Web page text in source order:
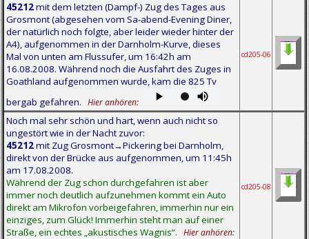
45212mit dem letzten (Dampf-) Zug des Tages aus
Grosmont (abgesehen vom Sa-abend-Evening Diner,
der natürlich noch folgte, aber leider wieder hinter der
A4), aufgenommen in der Darnholm-Kurve, dieses
Mal von unten am Flussufer, um 16:42h am
16.08.2008. Während noch die Ausfahrt des Zuges in
Goathland aufgenommen wurde, kam die 825 Tv
bergab gefahren.
Hier anhören:
cd205-06
Noch mal sehr schön und hart, wenn auch nicht so
ungestört wie in der Nacht zuvor:
45212mit Zug Grosmont→Pickering bei Darnholm,
direkt von der Brücke aus aufgenommen, um 11:45h
am 17.08.2008.
Während der Zug schon durchgefahren ist aber
immer noch deutlich aufzunehmen kommt ein Auto
direkt am Mikrofon vorbeigefahren, immerhin nur ein
einziges, zum Glück! Immerhin steht man auf einer
Straße, ein echtes „akustisches Wagnis“.
Hier anhören:
cd205-08